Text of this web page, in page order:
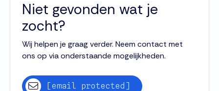
Niet gevonden wat je
zocht?
Wij helpen je graag verder. Neem contact met
ons op via onderstaande mogelijkheden.
[email protected]